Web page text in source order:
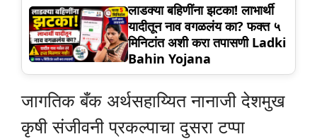
लाडक्या बहिणींना झटका! लाभार्थी
यादीतून नाव वगळलंय का? फक्त ५
मिनिटांत अशी करा तपासणी Ladki
Bahin Yojana
जागतिक बँक अर्थसहाय्यित नानाजी देशमुख
कृषी संजीवनी प्रकल्पाचा दुसरा टप्पा